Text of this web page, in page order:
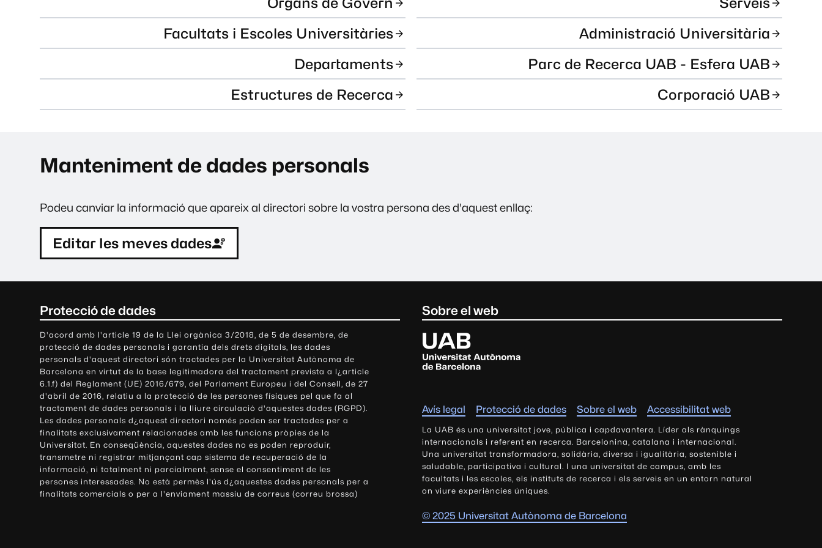
Facultats i Escoles Universitàries
Departaments
Estructures de Recerca
Administració Universitària
Parc de Recerca UAB - Esfera UAB
Corporació UAB
Manteniment de dades personals
Podeu canviar la informació que apareix al directori sobre la vostra persona des d'aquest enllaç:
Editar les meves dades
Protecció de dades
D'acord amb l'article 19 de la Llei orgànica 3/2018, de 5 de desembre, de
protecció de dades personals i garantia dels drets digitals, les dades
personals d'aquest directori són tractades per la Universitat Autònoma de
Barcelona en virtut de la base legitimadora del tractament prevista a l¿article
6.1.f) del Reglament (UE) 2016/679, del Parlament Europeu i del Consell, de 27
d'abril de 2016, relatiu a la protecció de les persones físiques pel que fa al
tractament de dades personals i la lliure circulació d'aquestes dades (RGPD).
Les dades personals d¿aquest directori només poden ser tractades per a
finalitats exclusivament relacionades amb les funcions pròpies de la
Universitat. En conseqüència, aquestes dades no es poden reproduir,
transmetre ni registrar mitjançant cap sistema de recuperació de la
informació, ni totalment ni parcialment, sense el consentiment de les
persones interessades. No està permès l'ús d¿aquestes dades personals per a
finalitats comercials o per a l'enviament massiu de correus (correu brossa)
Sobre el web
U
n
i
s
i
t
a
t
A
u
t
ò
Avís legal Protecció de dades Sobre el web Accessibilitat web
La UAB és una universitat jove, pública i capdavantera. Líder als rànquings
internacionals i referent en recerca. Barcelonina, catalana i internacional.
Una universitat transformadora, solidària, diversa i igualitària, sostenible i
saludable, participativa i cultural. I una universitat de campus, amb les
facultats i les escoles, els instituts de recerca i els serveis en un entorn natural
on viure experiències úniques.
© 2025 Universitat Autònoma de Barcelona